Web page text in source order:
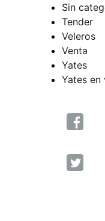
Sin
Tender
Veleros
Venta
Yates
Yates en